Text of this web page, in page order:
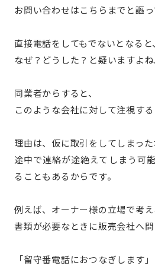
お問い合わせはこちらまでと謳っ
直接電話をしてもでないとなると、
なぜ？どうした？と疑いますよね
同業者からすると、
このような会社に対して注視する
理由は、仮に取引をしてしまった
途中で連絡が途絶えてしまう可
ることもあるからです。
例えば、オーナー様の立場で考え
書類が必要なときに販売会社へ問
「留守番電話におつなぎします」